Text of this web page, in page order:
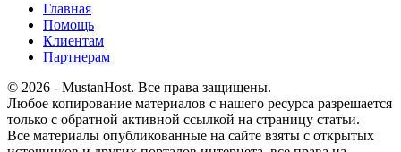
Главная
Помощь
Клиентам
Партнерам
© 2026 - MustanHost. Все права защищены.
Любое копирование материалов с нашего ресурса разрешается
только с обратной активной ссылкой на страницу статьи.
Все материалы опубликованные на сайте взяты с открытых